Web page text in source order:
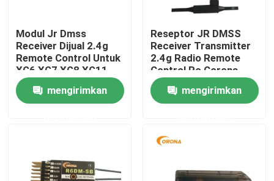
Rumah
Kontak
Modul Jr Dmss
Receiver Dijual 2.4g
Remote Control Untuk
XG6 XG7 XG8 XG11
XG14 Corona R8DM-
SB
mengirimkan
Reseptor JR DMSS
Receiver Transmitter
2.4g Radio Remote
Control Rc Corona
R4DM-SB
mengirimkan